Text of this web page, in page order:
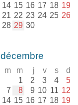
14 15 16 17 18 19
21 22 23 24 25 26
28 29 30
décembre
m m j v s d
1 2 3 4 5
7 8 9 10 11 12
14 15 16 17 18 19